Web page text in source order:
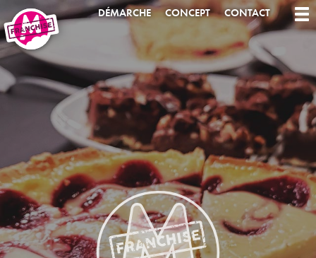
DÉMARCHE CONCEPT CONTACT